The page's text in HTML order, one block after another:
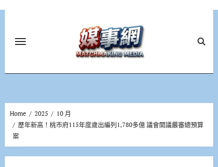
Home 2025
10 月
歷年新高！桃市府115年度歲出編列1,780多億 議會開議嚴審總預算
案